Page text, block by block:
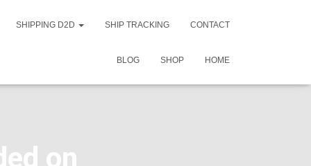
SHIPPING D2D SHIP TRACKING CONTACT
BLOG SHOP HOME
on